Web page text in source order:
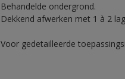
Behandelde ondergrond.
Dekkend afwerken met 1 à 2
Voor gedetailleerde